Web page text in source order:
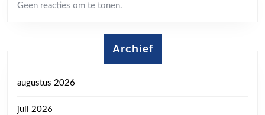
Geen reacties om te tonen.
Archief
augustus 2026
juli 2026